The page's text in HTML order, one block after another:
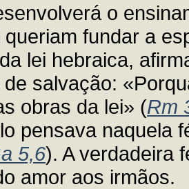
o
fundar a
lei hebraica,
salvação:
obras da lei» (Rm
pensava naquela
5,6). A verdadeira
amor aos irmãos.